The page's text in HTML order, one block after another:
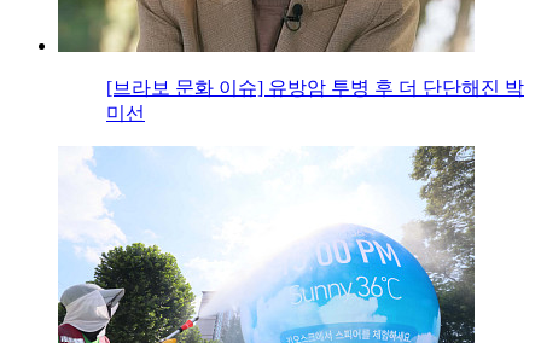
[브라보 문화 이슈] 유방암 투병 후 더 단단해진 박
미선